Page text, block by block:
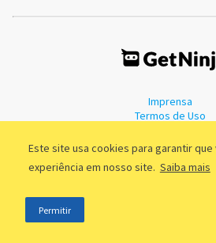
Este site usa cookies para garantir
experiência em nosso site. Saiba mais
Permitir
Imprensa
Termos de Uso
©2011 - 2026, GetNinjas LTDA. CNPJ
Fernandes Coelho, 85 - 3º andar -